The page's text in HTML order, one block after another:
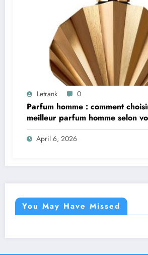
Letrank 0
Parfum homme : comment
meilleur parfum homme selon
April 6, 2026
You May Have Missed